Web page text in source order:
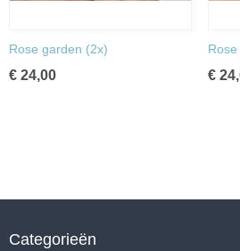
Rose garden (2x)
€ 24,00 €
Categorieën